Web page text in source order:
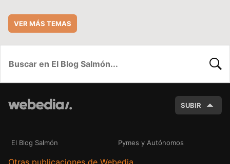
VER MÁS TEMAS
SUBIR
El Blog Salmón Pymes y Autónomos
Otras publicaciones de Webedia